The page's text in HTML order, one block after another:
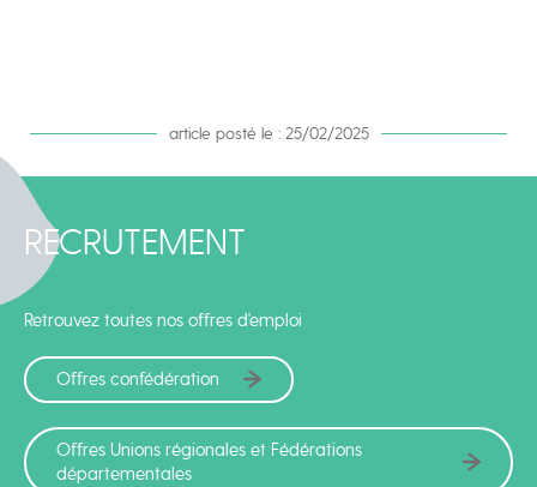
article posté le : 25/02/2025
RECRUTEMENT
Retrouvez toutes nos offres d'emploi
Offres confédération
Offres Unions régionales et Fédérations
départementales